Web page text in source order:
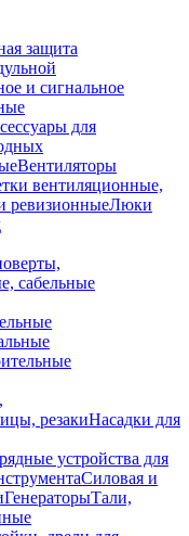
защита
и сигнальное
для
Вентиляторы
вентиляционные,
ревизионныеЛюки
сабельные
резакиНасадки для
устройства для
Силовая и
ГенераторыТали,